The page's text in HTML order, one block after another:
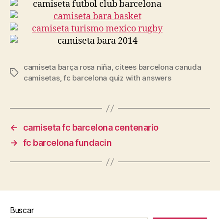
Etiquetas
camiseta barça rosa niña, citees barcelona canuda
camisetas,fc barcelona quiz with answers
←
camiseta fc barcelona centenario
→ fc barcelona fundacin
Buscar